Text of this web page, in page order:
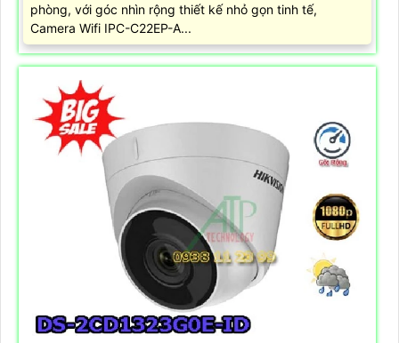
phòng, với góc nhìn rộng thiết kế nhỏ gọn tinh tế,
Camera Wifi IPC-C22EP-A...